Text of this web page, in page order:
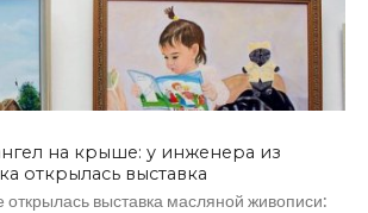
на крыше: у инженера из
открылась выставка
открылась выставка масляной живописи: